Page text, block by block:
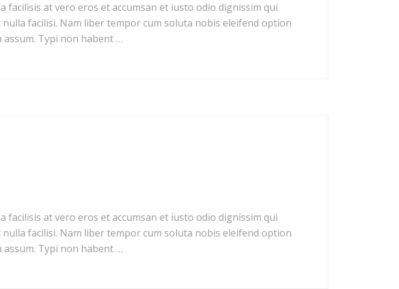
at vero eros et accumsan et iusto odio dignissim qui
facilisi. Nam liber tempor cum soluta nobis eleifend option
Typi non habent …
at vero eros et accumsan et iusto odio dignissim qui
facilisi. Nam liber tempor cum soluta nobis eleifend option
Typi non habent …